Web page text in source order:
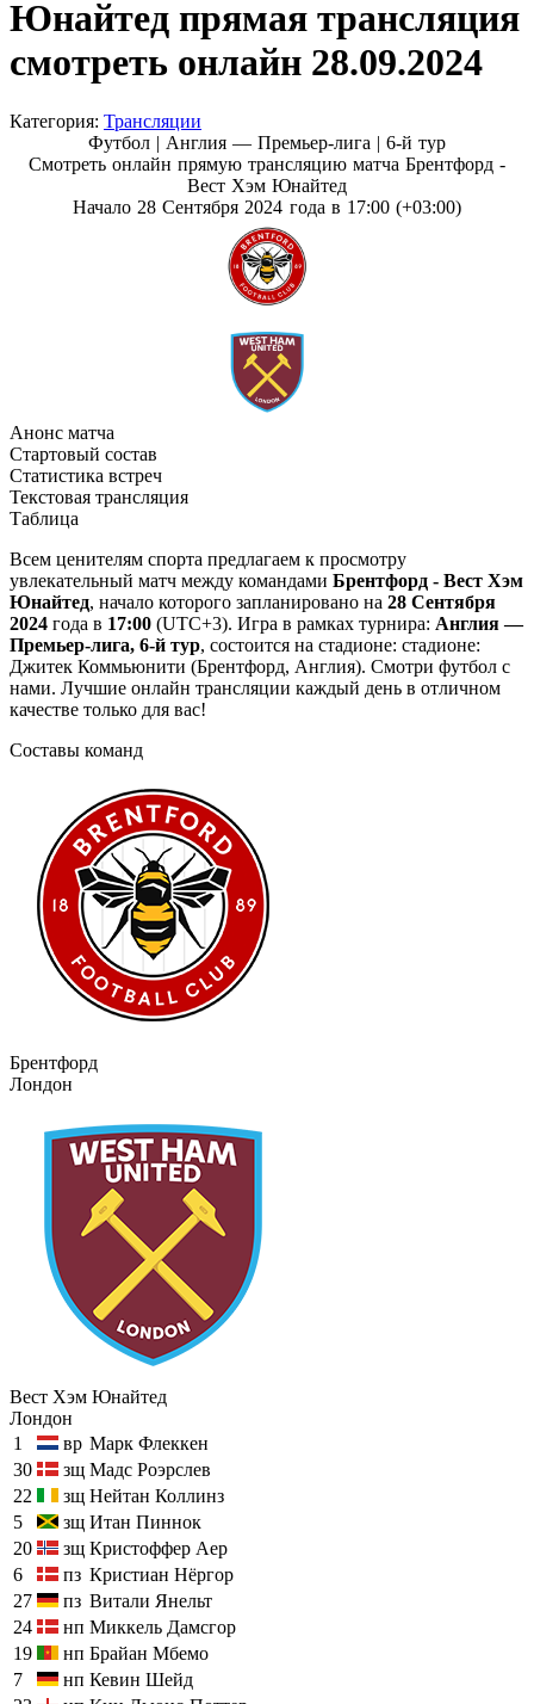
Юнайтед прямая трансляция
смотреть онлайн 28.09.2024
Категория: Трансляции
Футбол | Англия — Премьер-лига |6-й тур
Смотреть онлайн прямую трансляцию матча Брентфорд -
Вест Хэм Юнайтед
Начало 28 Сентября 2024 года в 17:00 (+03:00)
Анонс матча
Стартовый состав
Статистика встреч
Текстовая трансляция
Таблица
Всем ценителям спорта предлагаем к просмотру
увлекательный матч между командами Брентфорд - Вест Хэм
Юнайтед, начало которого запланировано на 28 Сентября
2024 года в 17:00 (UTC+3). Игра в рамках турнира: Англия —
Премьер-лига, 6-й тур, состоится на стадионе: стадионе:
Джитек Коммьюнити (Брентфорд, Англия). Смотри футбол с
нами. Лучшие онлайн трансляции каждый день в отличном
качестве только для вас!
Составы команд
Брентфорд
Лондон
Вест Хэм Юнайтед
Лондон
1
вр Марк Флеккен
30
зщ Мадс Роэрслев
22
зщ Нейтан Коллинз
5
зщ Итан Пиннок
20
зщ Кристоффер Аер
6
пз Кристиан Нёргор
27
пз Витали Янельт
24
нп Миккель Дамсгор
19
нп Брайан Мбемо
7
нп Кевин Шейд